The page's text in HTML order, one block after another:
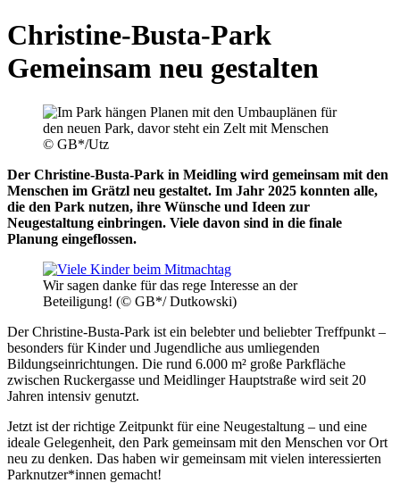
Christine-Busta-Park
Gemeinsam neu gestalten
© GB*/Utz
Der Christine-Busta-Park in Meidling wird gemeinsam mit den
Menschen im Grätzl neu gestaltet. Im Jahr 2025 konnten alle,
die den Park nutzen, ihre Wünsche und Ideen zur
Neugestaltung einbringen. Viele davon sind in die finale
Planung eingeflossen.
Wir sagen danke für das rege Interesse an der
Beteiligung! (© GB*/ Dutkowski)
Der Christine-Busta-Park ist ein belebter und beliebter Treffpunkt –
besonders für Kinder und Jugendliche aus umliegenden
Bildungseinrichtungen. Die rund 6.000 m² große Parkfläche
zwischen Ruckergasse und Meidlinger Hauptstraße wird seit 20
Jahren intensiv genutzt.
Jetzt ist der richtige Zeitpunkt für eine Neugestaltung – und eine
ideale Gelegenheit, den Park gemeinsam mit den Menschen vor Ort
neu zu denken. Das haben wir gemeinsam mit vielen interessierten
Parknutzer*innen gemacht!